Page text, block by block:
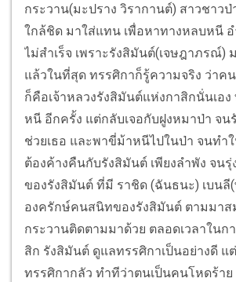
กระวาน(มะปราง วิรากานต์) สาวชาวป่
ใกล้ชิด มาใส่แทน เพื่อหาทางหลบหนี
ไม่สำเร็จ เพราะรังสิมันต์(เจษฎาภรณ์)
แล้วในที่สุด ทรรศิกาก็รู้ความจริง ว่าค
ก็คือเจ้าหลวงรังสิมันต์แห่งกาสิกนั่นเอ
หนี อีกครั้ง แต่กลับเจอกับฝูงหมาป่า จน
ช่วยเธอ และพาขี่ม้าหนีไปในป่า จนทำ
ต้องค้างคืนกับรังสิมันต์ เพียงลำพัง จนรุ่
ของรังสิมันต์ ที่มี ราชิด (ฉันธนะ) เบนลี(
องครักษ์คนสนิทของรังสิมันต์ ตามมาส
กระวานติดตามมาด้วย ตลอดเวลาในก
สิก รังสิมันต์ ดูแลทรรศิกาเป็นอย่างดี แ
ทรรศิกากลัว ทำทีว่าตนเป็นคนโหดร้า